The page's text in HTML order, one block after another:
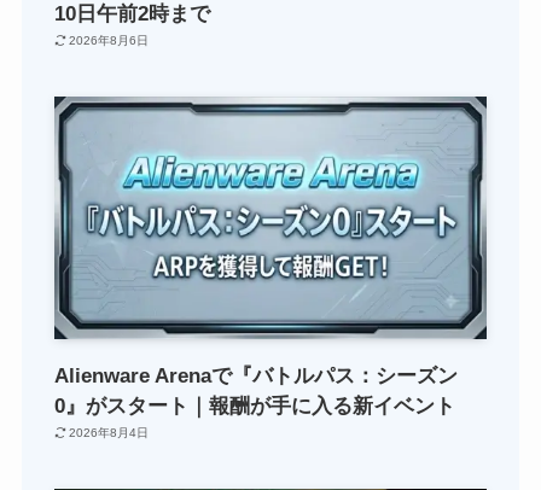
10日午前2時まで
2026年8月6日
Alienware Arenaで『バトルパス：シーズン
0』がスタート｜報酬が手に入る新イベント
2026年8月4日